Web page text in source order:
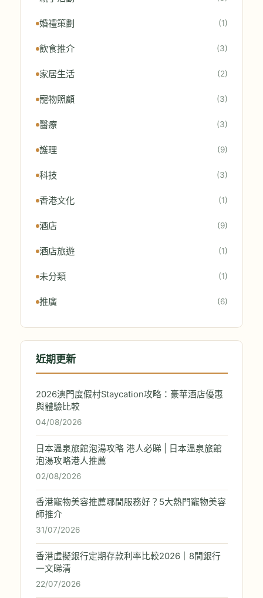
婚禮策劃 (1)
飲食推介 (3)
家居生活 (2)
寵物照顧 (3)
醫療 (3)
護理 (9)
科技 (3)
香港文化 (1)
酒店 (9)
酒店旅遊 (1)
未分類 (1)
推廣 (6)
近期更新
2026澳門度假村Staycation攻略：豪華酒店優惠
與體驗比較
04/08/2026
日本溫泉旅館泡湯攻略 港人必睇 | 日本溫泉旅館
泡湯攻略港人推薦
02/08/2026
香港寵物美容推薦哪間服務好？5大熱門寵物美容
師推介
31/07/2026
香港虛擬銀行定期存款利率比較2026｜8間銀行
一文睇清
22/07/2026